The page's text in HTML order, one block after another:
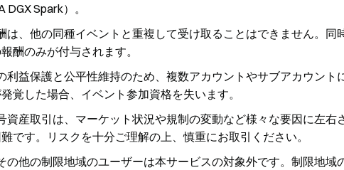
DGX Spark）。
は、他の同種イベントと重複して受け取ることはできません。同
酬のみが付与されます。
利益保護と公平性維持のため、複数アカウントやサブアカウント
覚した場合、イベント参加資格を失います。
資産取引は、マーケット状況や規制の変動など様々な要因に左右
です。リスクを十分ご理解の上、慎重にお取引ください。
の他の制限地域のユーザーは本サービスの対象外です。制限地域